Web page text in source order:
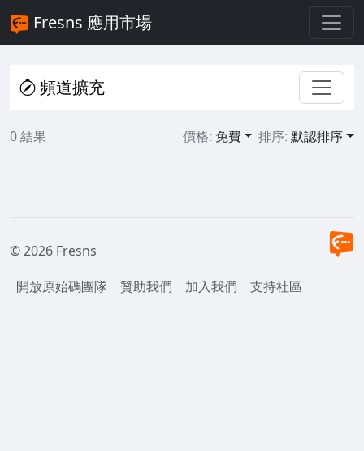
Fresns 應用市場
頻道擴充
0 結果 價格: 免費 排序:默認排序
© 2026 Fresns
開放原始碼團隊
贊助我們 加入我們 支持社區